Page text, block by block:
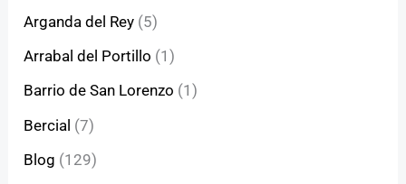
Arganda del Rey (5)
Arrabal del Portillo (1)
Barrio de San Lorenzo (1)
Bercial (7)
Blog (129)